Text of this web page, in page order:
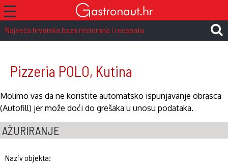
☰
Najveća hrvatska baza restorana i recepata
Pizzeria POLO, Kutina
Molimo vas da ne koristite automatsko ispunjavanje obrasca
(Autofill) jer može doći do grešaka u unosu podataka.
AŽURIRANJE
Naziv objekta: